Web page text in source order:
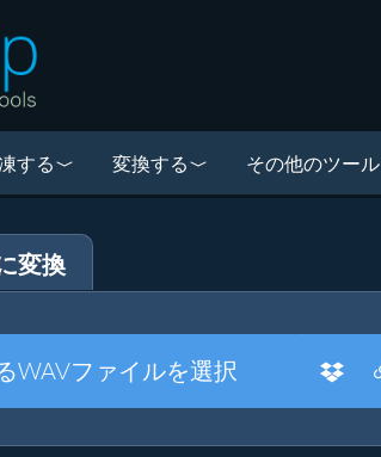
する 変換する その他のツール
変換
WAVファイルを選択